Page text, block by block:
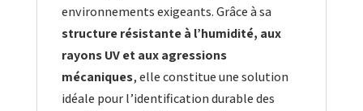
environnements exigeants. Grâce à sa
structure résistante à l’humidité, aux
rayons UV et aux agressions
mécaniques, elle constitue une solution
idéale pour l’identification durable des